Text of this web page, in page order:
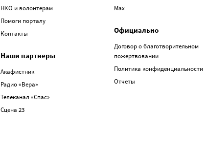
НКО и волонтерам
Помоги порталу
Контакты
Наши партнеры
Акафистник
Радио «Вера»
Телеканал «Спас»
Сцена 23
Max
Официально
Договор о благотворительном
пожертвовании
Политика конфиденциальности
Отчеты